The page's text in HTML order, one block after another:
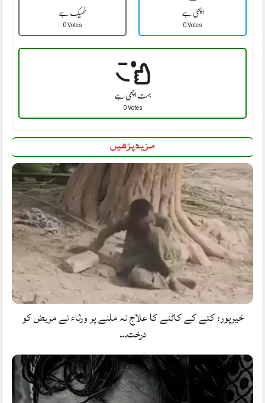
ٹھیک ہے
0 Votes
اچھی ہے
0 Votes
بہت اچھی ہے
0 Votes
مزید پڑھیں
خیرپور: کتے کے کاٹنے کا علاج نہ ملنے پر ورثاء نے مریض کو
درخت…